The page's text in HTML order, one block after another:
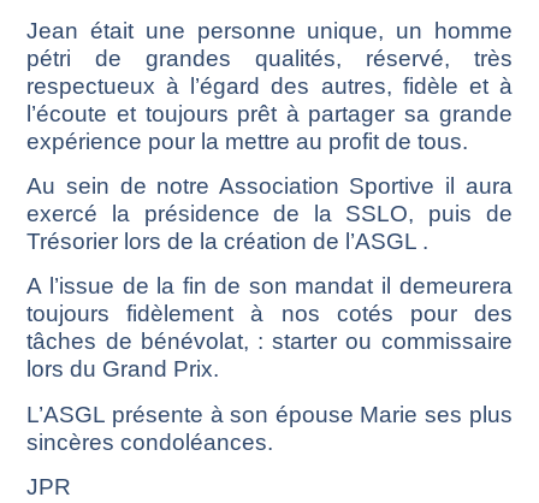
Jean était une personne unique, un homme
pétri de grandes qualités, réservé, très
respectueux à l’égard des autres, fidèle et à
l’écoute et toujours prêt à partager sa grande
expérience pour la mettre au profit de tous.
Au sein de notre Association Sportive il aura
exercé la présidence de la SSLO, puis de
Trésorier lors de la création de l’ASGL .
A l’issue de la fin de son mandat il demeurera
toujours fidèlement à nos cotés pour des
tâches de bénévolat, : starter ou commissaire
lors du Grand Prix.
L’ASGL présente à son épouse Marie ses plus
sincères condoléances.
JPR